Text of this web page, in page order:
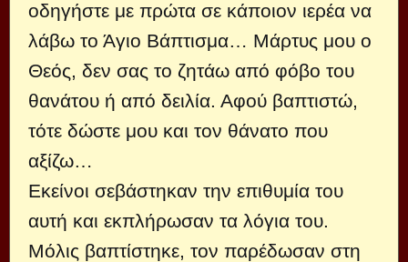
οδηγήστε με πρώτα σε κάποιον ιερέα να
λάβω το Άγιο Βάπτισμα… Μάρτυς μου ο
Θεός, δεν σας το ζητάω από φόβο του
θανάτου ή από δειλία. Αφού βαπτιστώ,
τότε δώστε μου και τον θάνατο που
αξίζω…
Εκείνοι σεβάστηκαν την επιθυμία του
αυτή και εκπλήρωσαν τα λόγια του.
Μόλις βαπτίστηκε, τον παρέδωσαν στη